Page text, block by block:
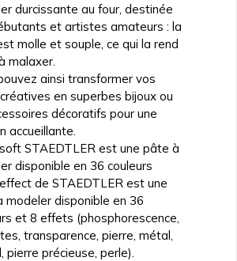
durcissante au four, destinée
et artistes amateurs : la
molle et souple, ce qui la rend
malaxer.
ainsi transformer vos
en superbes bijoux ou
décoratifs pour une
accueillante.
STAEDTLER est une pâte à
disponible en 36 couleurs
de STAEDTLER est une
modeler disponible en 36
et 8 effets (phosphorescence,
transparence, pierre, métal,
pierre précieuse, perle).